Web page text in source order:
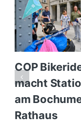
COP
macht
am
Rathaus